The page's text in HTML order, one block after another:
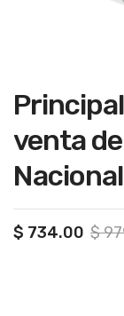
venta
Nacional
$
$ 734.00